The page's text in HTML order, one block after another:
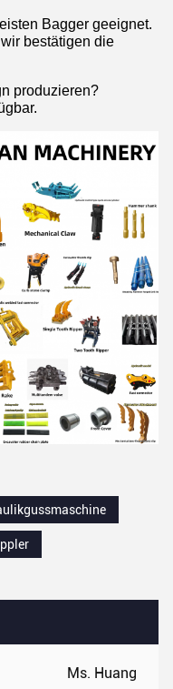
Ms. Huang
Bagger geeignet.
bestätigen die
produzieren?